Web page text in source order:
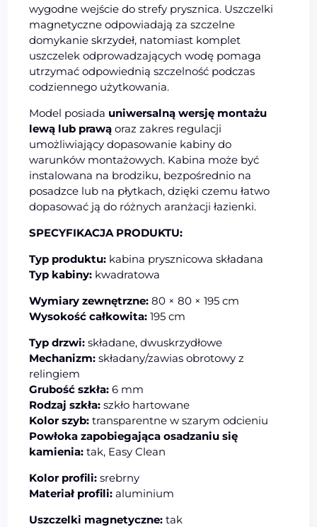
wygodne wejście do strefy prysznica. Uszczelki
magnetyczne odpowiadają za szczelne
domykanie skrzydeł, natomiast komplet
uszczelek odprowadzających wodę pomaga
utrzymać odpowiednią szczelność podczas
codziennego użytkowania.
Model posiada uniwersalną wersję montażu
lewą lub prawą oraz zakres regulacji
umożliwiający dopasowanie kabiny do
warunków montażowych. Kabina może być
instalowana na brodziku, bezpośrednio na
posadzce lub na płytkach, dzięki czemu łatwo
dopasować ją do różnych aranżacji łazienki.
SPECYFIKACJA PRODUKTU:
Typ produktu: kabina prysznicowa składana
Typ kabiny: kwadratowa
Wymiary zewnętrzne: 80 × 80 × 195 cm
Wysokość całkowita: 195 cm
Typ drzwi: składane, dwuskrzydłowe
Mechanizm: składany/zawias obrotowy z
relingiem
Grubość szkła: 6 mm
Rodzaj szkła: szkło hartowane
Kolor szyb: transparentne w szarym odcieniu
Powłoka zapobiegająca osadzaniu się
kamienia: tak, Easy Clean
Kolor profili: srebrny
Materiał profili: aluminium
Uszczelki magnetyczne: tak